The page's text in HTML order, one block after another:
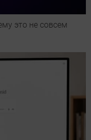
это не совсем